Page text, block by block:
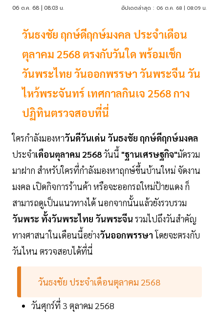
06 ต.ค. 68 | 08:03 น. อัปเดตล่าสุด : 06 ต.ค. 68 | 08:09 น.
วันธงชัย ฤกษ์ดีฤกษ์มงคล ประจำเดือน
ตุลาคม 2568 ตรงกับวันใด พร้อมเช็ก
วันพระไทย วันออกพรรษา วันพระจีน วัน
ไหว้พระจันทร์ เทศกาลกินเจ 2568 กาง
ปฏิทินตรวจสอบที่นี่
ใครกำลังมองหาวันดีวันเด่น วันธงชัย ฤกษ์ดีฤกษ์มงคล
ประจำเดือนตุลาคม 2568วันนี้ "ฐานเศรษฐกิจ"มัดรวม
มาฝาก สำหรับใครที่กำลังมองหาฤกษ์ขึ้นบ้านใหม่ จัดงาน
มงคล เปิดกิจการร้านค้า หรือจะออกรถใหม่ป้ายแดง ก็
สามารถดูเป็นแนวทางได้ นอกจากนั้นแล้วยังรวบรวม
วันพระ ทั้งวันพระไทย วันพระจีน รวมไปถึงวันสำคัญ
ทางศาสนาในเดือนนี้อย่างวันออกพรรษาโดยจะตรงกับ
วันไหน ตรวจสอบได้ที่นี่
วันธงชัย ประจำเดือนตุลาคม 2568
วันศุกร์ที่ 3 ตุลาคม 2568